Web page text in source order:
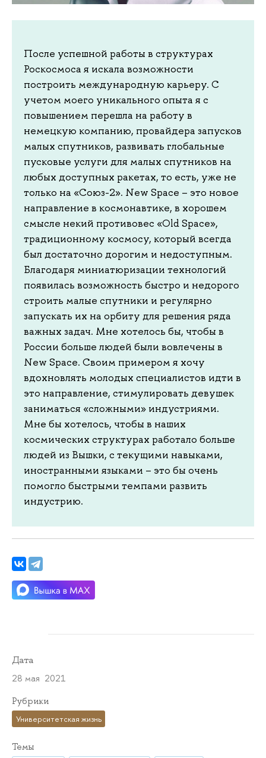
После успешной работы в структурах
Роскосмоса я искала возможности
построить международную карьеру. С
учетом моего уникального опыта я с
повышением перешла на работу в
немецкую компанию, провайдера запусков
малых спутников, развивать глобальные
пусковые услуги для малых спутников на
любых доступных ракетах, то есть, уже не
только на «Союз-2». New Space – это новое
направление в космонавтике, в хорошем
смысле некий противовес «Old Space»,
традиционному космосу, который всегда
был достаточно дорогим и недоступным.
Благодаря миниатюризации технологий
появилась возможность быстро и недорого
строить малые спутники и регулярно
запускать их на орбиту для решения ряда
важных задач. Мне хотелось бы, чтобы в
России больше людей были вовлечены в
New Space. Своим примером я хочу
вдохновлять молодых специалистов идти в
это направление, стимулировать девушек
заниматься «сложными» индустриями.
Мне бы хотелось, чтобы в наших
космических структурах работало больше
людей из Вышки, с текущими навыками,
иностранными языками – это бы очень
помогло быстрыми темпами развить
индустрию.
Дата
28 мая 2021
Рубрики
Университетская жизнь
Темы